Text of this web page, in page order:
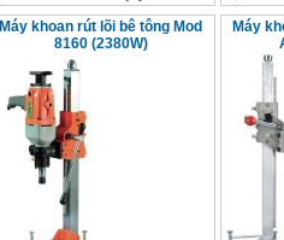
Máy khoan rút lõi bê tông Mod
8160 (2380W)
Máy